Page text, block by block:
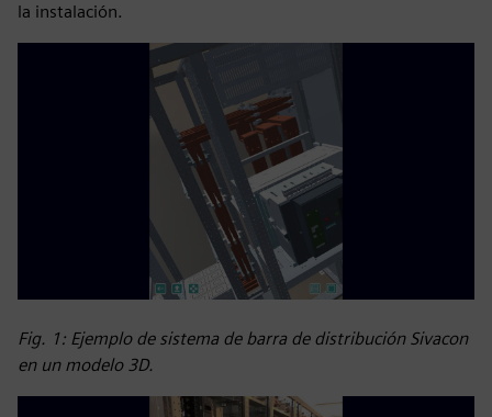
la instalación.
Fig. 1: Ejemplo de sistema de barra de distribución Sivacon
en un modelo 3D.